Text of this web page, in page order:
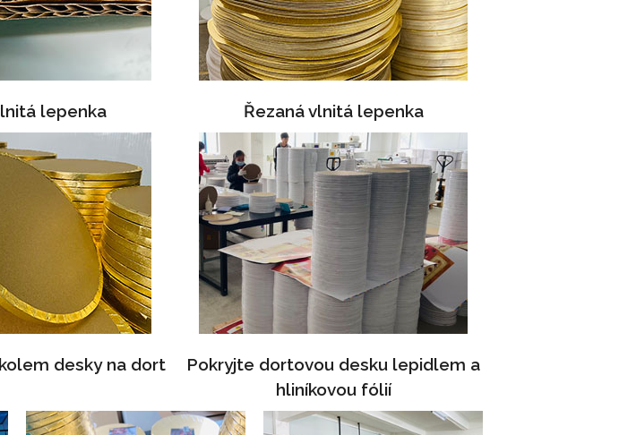
lepenka Řezaná vlnitá lepenka
desky na dort
Pokryjte dortovou desku lepidlem a
hliníkovou fólií